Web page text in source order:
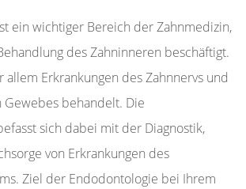
ein wichtiger Bereich der Zahnmedizin,
des Zahninneren beschäftigt.
allem Erkrankungen des Zahnnervs und
behandelt. Die
sich dabei mit der Diagnostik,
von Erkrankungen des
Ziel der Endodontologie bei Ihrem